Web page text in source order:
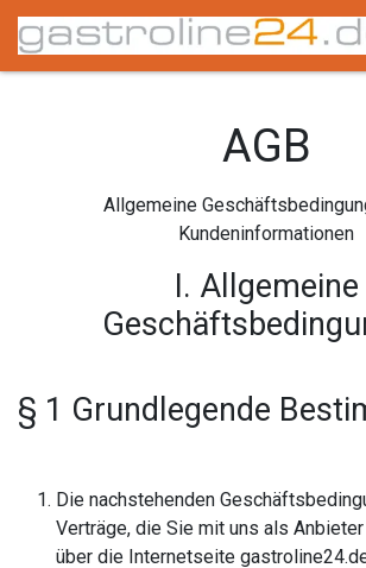
Zum Inhalt springen
AGB
Allgemeine
Kundeninformationen
I. Allgemeine
§ 1 Grundlegende
Die nachstehenden
Verträge, die Sie mit uns als
über die Internetseite